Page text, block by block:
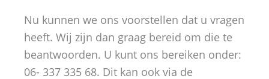
Nu kunnen we ons voorstellen dat u vragen
heeft. Wij zijn dan graag bereid om die te
beantwoorden. U kunt ons bereiken onder:
06- 337 335 68. Dit kan ook via de